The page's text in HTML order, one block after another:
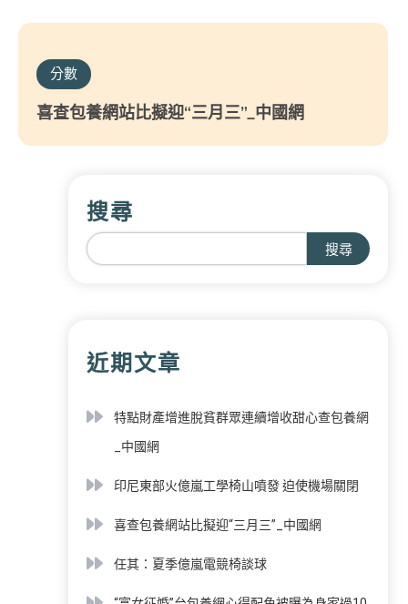
分數
喜查包養網站比擬迎“三月三”_中國網
搜尋
搜尋
近期文章
特點財產增進脫貧群眾連續增收甜心查包養網
_中國網
印尼東部火億嵐工學椅山噴發 迫使機場關閉
喜查包養網站比擬迎“三月三”_中國網
任其：夏季億嵐電競椅談球